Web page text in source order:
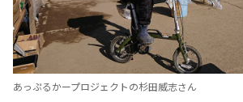
あっぷるかープロジェクトの杉田威志さん